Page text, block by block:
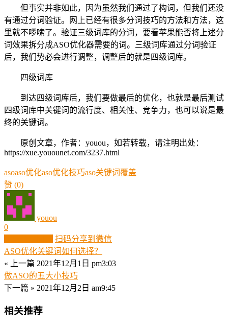
但事实并非如此，因为虽然我们通过了构词，但我们还没
有通过分词验证。网上已经有很多分词技巧的方法和方法，这
里就不啰嗦了。验证三级词库的分词，要看苹果能否将上述分
词效果拆分成ASO优化器需要的词。三级词库通过分词验证
后，我们势必会进行调整，调整后的就是四级词库。
四级词库
到达四级词库后，我们要做最后的优化，也就是最后测试
四级词库中关键词的流行度、相关性、竞争力，也可以说是最
终的关键词。
原创文章，作者：youou，如若转载，请注明出处：
https://xue.youounet.com/3237.html
asoaso优化aso优化技巧aso关键词覆盖
赞 (0)
youou
0
扫码分享到微信
ASO优化关键词如何选择？
« 上一篇 2021年12月1日 pm3:03
做ASO的五大小技巧
下一篇 » 2021年12月2日 am9:45
相关推荐